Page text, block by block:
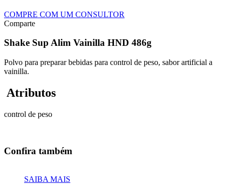
COMPRE COM UM CONSULTOR
Comparte
Shake Sup Alim Vainilla HND 486g
Polvo para preparar bebidas para control de peso, sabor artificial a
vainilla.
Atributos
control de peso
Confira também
SAIBA MAIS